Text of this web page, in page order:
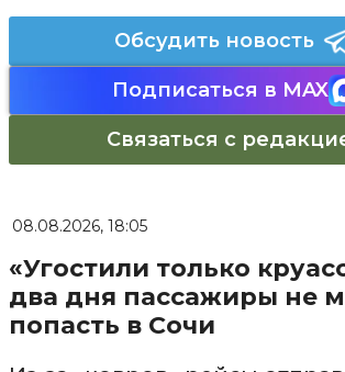
Обсудить новость
Подписаться в MAX
Связаться с
08.08.2026, 18:05
«Угостили только
два дня пассажиры не
попасть в Сочи